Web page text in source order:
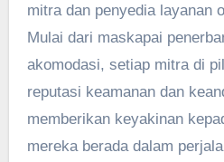
mitra dan penyedia layanan
Mulai dari maskapai
akomodasi, setiap mitra di
reputasi keamanan dan
memberikan keyakinan
mereka berada dalam